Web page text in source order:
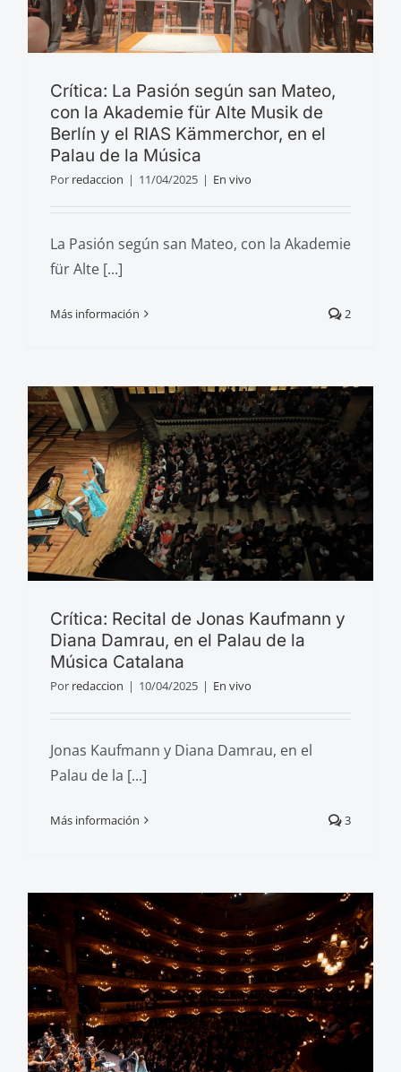
Crítica: La Pasión según san Mateo,
con la Akademie für Alte Musik de
Berlín y el RIAS Kämmerchor, en el
Palau de la Música
Por redaccion | 11/04/2025 | En vivo
La Pasión según san Mateo, con la Akademie
für Alte [...]
Más información 2
Crítica: Recital de Jonas Kaufmann y
Diana Damrau, en el Palau de la
Música Catalana
Por redaccion | 10/04/2025 | En vivo
Jonas Kaufmann y Diana Damrau, en el
Palau de la [...]
Más información 3